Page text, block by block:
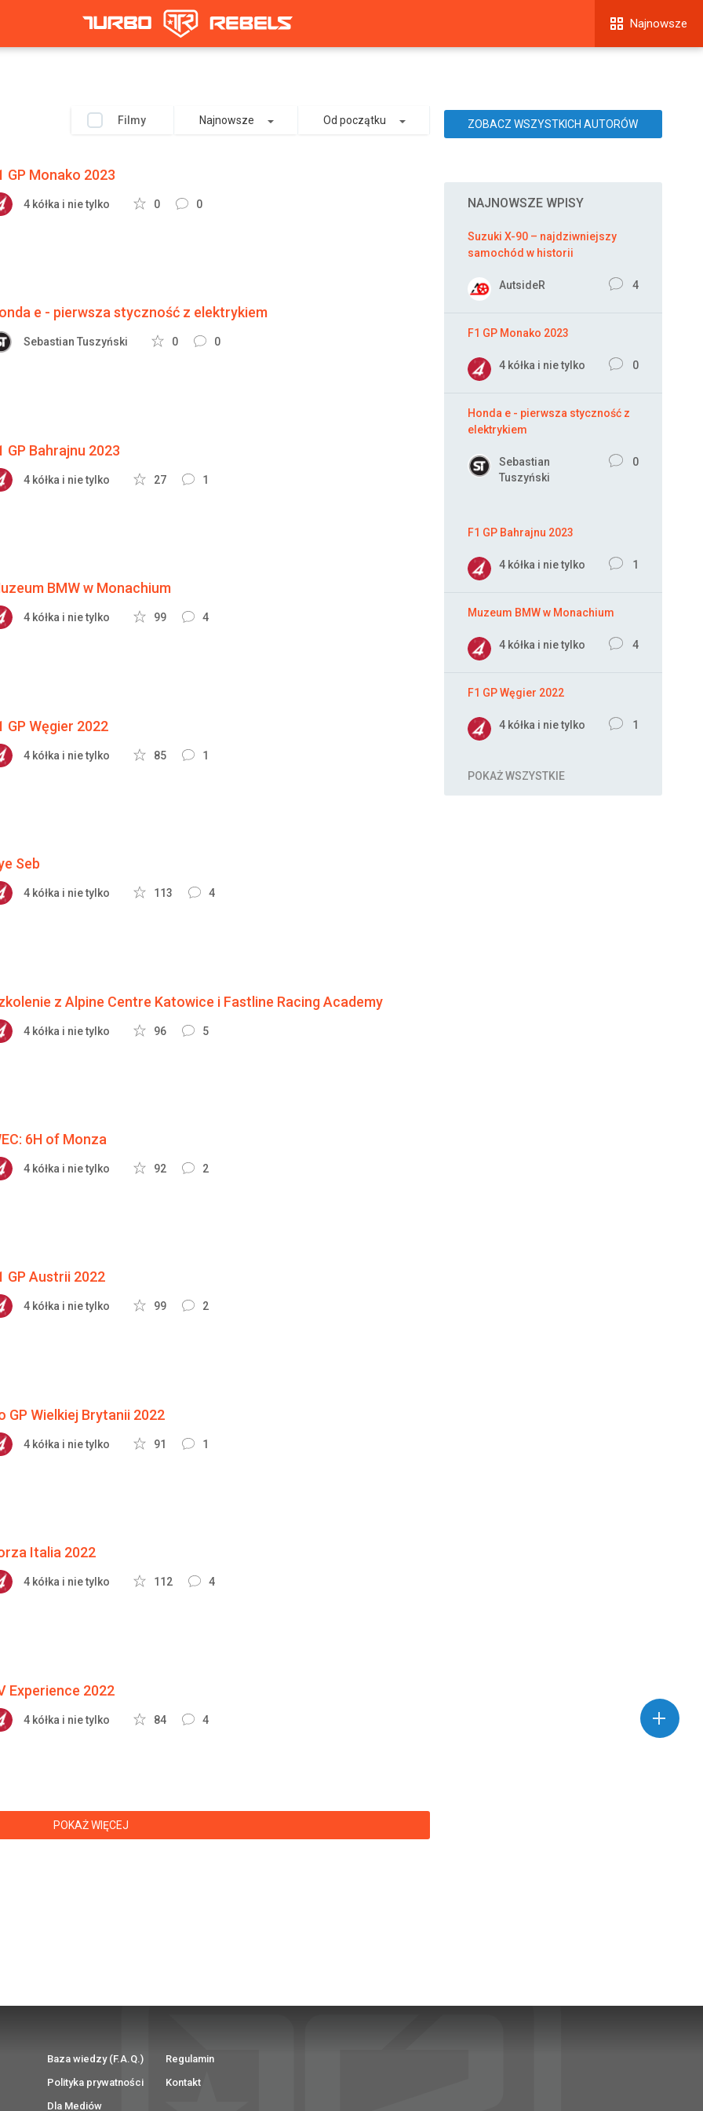
Najnowsze
Od początku
Najnowsze
Filmy
GP Monako 2023
4 kółka i nie tylko 0 0
e - pierwsza styczność z elektrykiem
Sebastian Tuszyński 0 0
GP Bahrajnu 2023
4 kółka i nie tylko 27 1
BMW w Monachium
4 kółka i nie tylko 99 4
GP Węgier 2022
4 kółka i nie tylko 85 1
Seb
4 kółka i nie tylko 113 4
z Alpine Centre Katowice i Fastline Racing Academy
4 kółka i nie tylko 96 5
6H of Monza
4 kółka i nie tylko 92 2
GP Austrii 2022
4 kółka i nie tylko 99 2
GP Wielkiej Brytanii 2022
4 kółka i nie tylko 91 1
Italia 2022
4 kółka i nie tylko 112 4
Experience 2022
4 kółka i nie tylko 84 4
POKAŻ WIĘCEJ
ZOBACZ WSZYSTKICH AUTORÓW
NAJNOWSZE WPISY
Suzuki X-90 – najdziwniejszy
samochód w historii
AutsideR 4
F1 GP Monako 2023
4 kółka i nie tylko 0
Honda e - pierwsza styczność z
elektrykiem
Sebastian
Tuszyński
0
F1 GP Bahrajnu 2023
4 kółka i nie tylko 1
Muzeum BMW w Monachium
4 kółka i nie tylko 4
F1 GP Węgier 2022
4 kółka i nie tylko 1
POKAŻ WSZYSTKIE
Baza wiedzy (F.A.Q.)
Regulamin
Polityka prywatności
Kontakt
Dla Mediów